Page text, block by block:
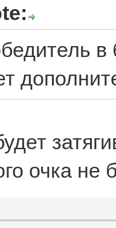
в
очка не